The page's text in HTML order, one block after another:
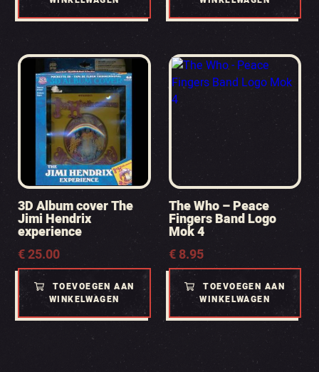
3D Album cover The
Jimi Hendrix
experience
€25.00
TOEVOEGEN AAN
WINKELWAGEN
The Who – Peace
Fingers Band Logo
Mok 4
€8.95
TOEVOEGEN AAN
WINKELWAGEN